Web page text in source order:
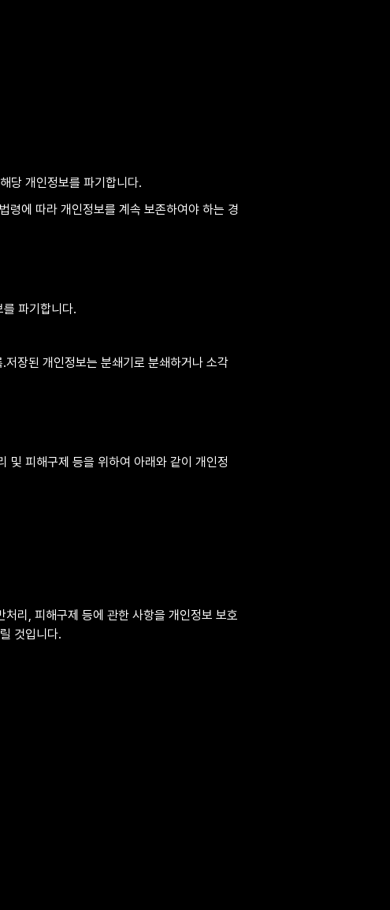
당 개인정보를 파기합니다.
령에 따라 개인정보를 계속 보존하여야 하는 경
파기합니다.
장된 개인정보는 분쇄기로 분쇄하거나 소각
피해구제 등을 위하여 아래와 같이 개인정
리, 피해구제 등에 관한 사항을 개인정보 보호
것입니다.